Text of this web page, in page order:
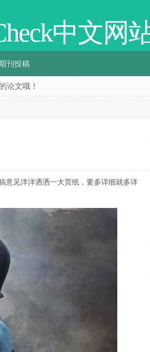
中文网
刊投稿
论文哦！
意见洋洋洒洒一大页纸，要多详细就多详